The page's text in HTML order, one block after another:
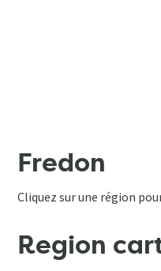
Fredon
Cliquez sur une région
Region